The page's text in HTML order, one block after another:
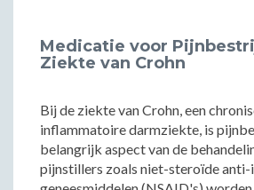
Medicatie voor
Ziekte van Crohn
Bij de ziekte van Crohn, een
inflammatoire darmziekte, is
belangrijk aspect van de
pijnstillers zoals niet-steroïde